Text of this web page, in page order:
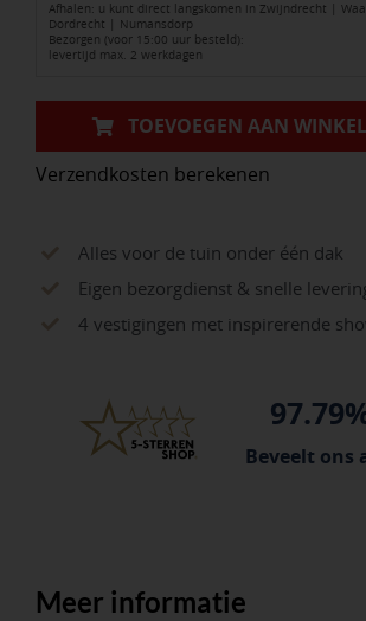
KONVOX
50
PE,
oranje
met
banden
aantal
Afhalen: u kunt direct langskomen in Zwijndrecht |
Dordrecht | Numansdorp
Bezorgen (voor 15:00 uur besteld):
levertijd max. 2 werkdagen
TOEVOEGEN AAN
Verzendkosten berekenen
Alles voor de tuin onder één dak
Eigen bezorgdienst & snelle
4 vestigingen met inspirerende
Beveelt ons
Meer informatie